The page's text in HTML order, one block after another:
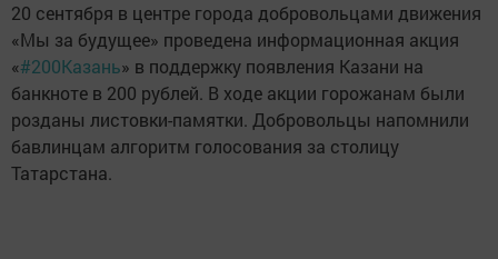
20 сентября в центре города добровольцами движения
«Мы за будущее» проведена информационная акция
«#200Казань» в поддержку появления Казани на
банкноте в 200 рублей. В ходе акции горожанам были
розданы листовки-памятки. Добровольцы напомнили
бавлинцам алгоритм голосования за столицу
Татарстана.